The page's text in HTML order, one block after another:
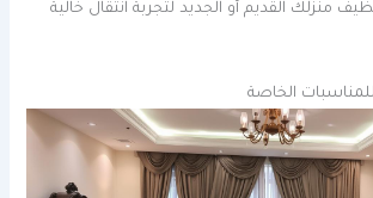
منزلك القديم أو الجديد لتجربة انتقال خالية
الخاصة